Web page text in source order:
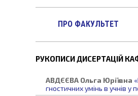
ПРО ФАКУЛЬТЕТ
РУКОПИСИ ДИСЕРТАЦІЙ
АВДЄЄВАОльга Юріївна
гностичних умінь в учнів у